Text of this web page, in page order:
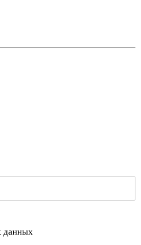
данных